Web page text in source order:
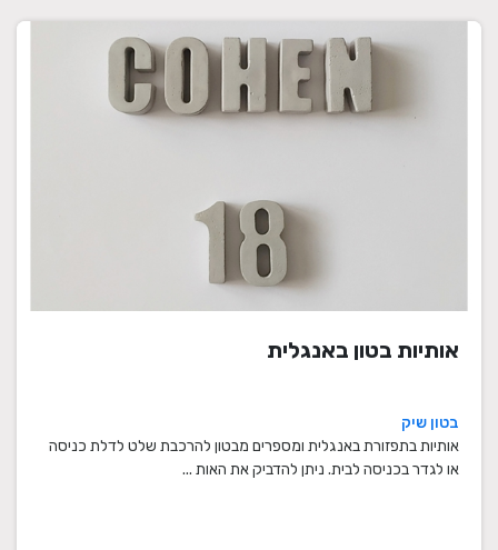
אותיות בטון באנגלית
בטון שיק
אותיות בתפזורת באנגלית ומספרים מבטון להרכבת שלט לדלת כניסה
או לגדר בכניסה לבית. ניתן להדביק את האות ...